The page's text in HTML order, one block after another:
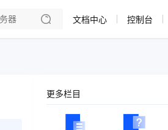
文档中心 控制台
更多栏目